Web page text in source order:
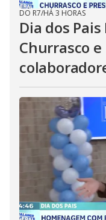
DO R7/HÁ 3 HORAS
Dia dos Pais
Churrasco